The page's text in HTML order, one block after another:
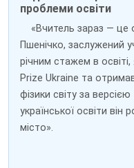
проблеми освіти
«Вчитель зараз — це
Пшенічко, заслужений
річним стажем в
Prize Ukraine та
фізики світу за
української освіти він
місто».